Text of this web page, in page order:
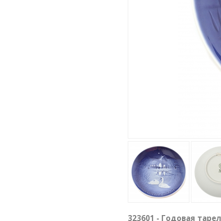
323601 - Годовая